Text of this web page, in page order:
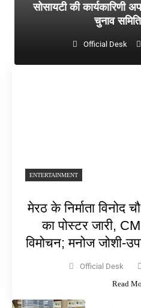
सोसायटी की कार्यकारिणी
चुनाव
Official Desk
ENTERTAINMENT
मेरठ के निर्माता विनोद
का पोस्टर जारी,
विमोचन; मनोज जोशी-
Official Desk
Read